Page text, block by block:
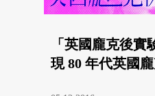
「英國龐克後
現 80 年代英國龐